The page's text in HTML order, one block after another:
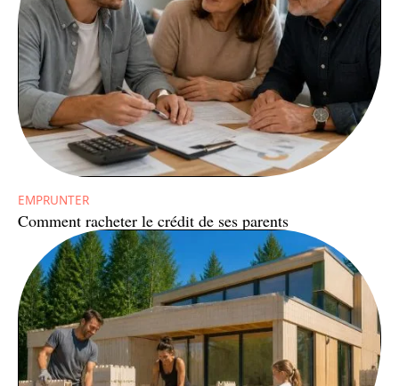
EMPRUNTER
Comment racheter le crédit de ses parents